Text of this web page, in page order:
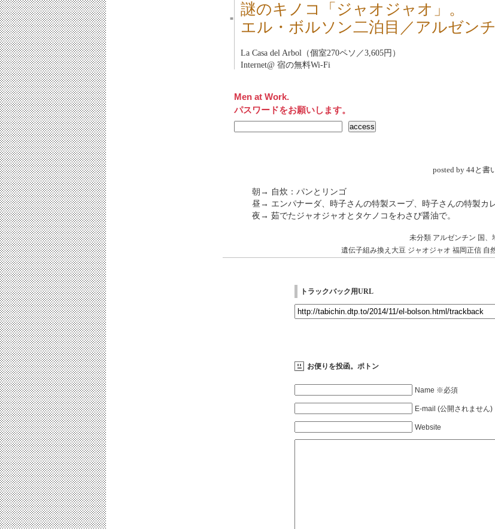
■
謎のキノコ「ジャオジャオ」。
エル・ボルソン二泊目／アルゼン
La Casa del Arbol（個室270ペソ／3,605円）
Internet@ 宿の無料Wi-Fi
Men at Work.
パスワードをお願いします。
posted by 44と書
朝→ 自炊：パンとリンゴ
昼→ エンパナーダ、時子さんの特製スープ、時子さんの特製カ
夜→ 茹でたジャオジャオとタケノコをわさび醤油で。
未分類 アルゼンチン 国、
遺伝子組み換え大豆 ジャオジャオ 福岡正信 自
トラックバック用URL
お便りを投函。ポトン
Name ※必須
E-mail (公開されません
Website